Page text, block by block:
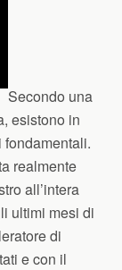
Secondo una
esistono in
realmente
all’intera
ultimi mesi di
di
e con il